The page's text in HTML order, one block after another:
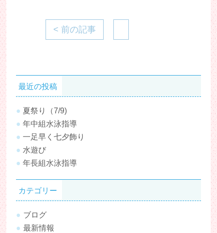
< 前の記事
最近の投稿
夏祭り（7/9)
年中組水泳指導
一足早く七夕飾り
水遊び
年長組水泳指導
カテゴリー
ブログ
最新情報